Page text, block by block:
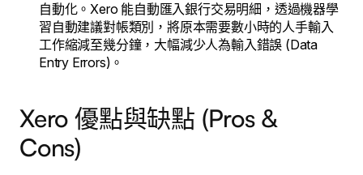
自動化。Xero 能自動匯入銀行交易明細，透過機器學
習自動建議對帳類別，將原本需要數小時的人手輸入
工作縮減至幾分鐘，大幅減少人為輸入錯誤 (Data
Entry Errors)。
Xero 優點與缺點 (Pros &
Cons)